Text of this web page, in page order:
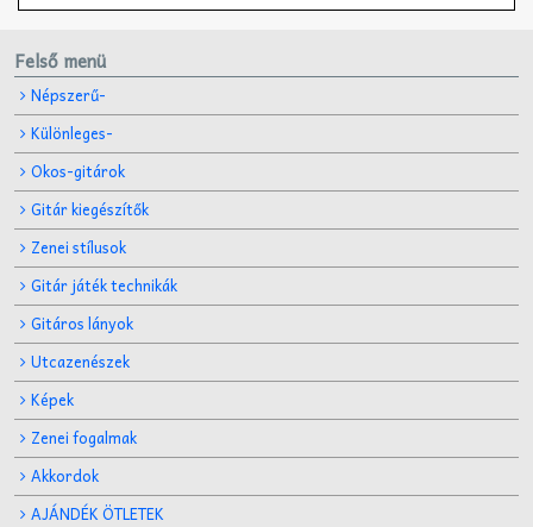
Felső menü
Népszerű-
Különleges-
Okos-gitárok
Gitár kiegészítők
Zenei stílusok
Gitár játék technikák
Gitáros lányok
Utcazenészek
Képek
Zenei fogalmak
Akkordok
AJÁNDÉK ÖTLETEK